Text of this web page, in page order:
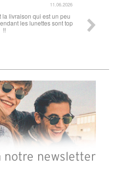
11.06.2026
la livraison qui est un peu
les lunettes sont top
!!
notre newsletter